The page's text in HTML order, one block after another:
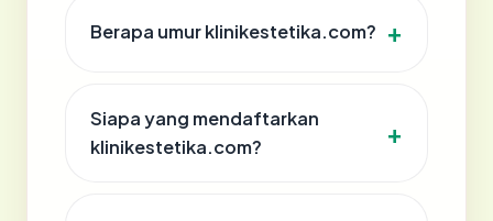
Berapa umur klinikestetika.com?
Siapa yang mendaftarkan
klinikestetika.com?